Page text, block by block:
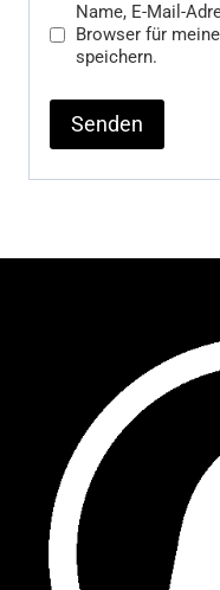
Name, E-Mail-
Browser für
speichern.